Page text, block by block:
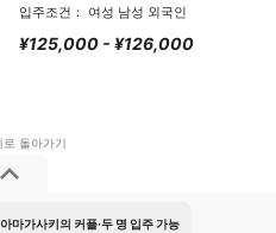
입주조건： 여성 남성 외국인
¥125,000 - ¥126,000
아마가사키의 커플·두 명 입주 가능